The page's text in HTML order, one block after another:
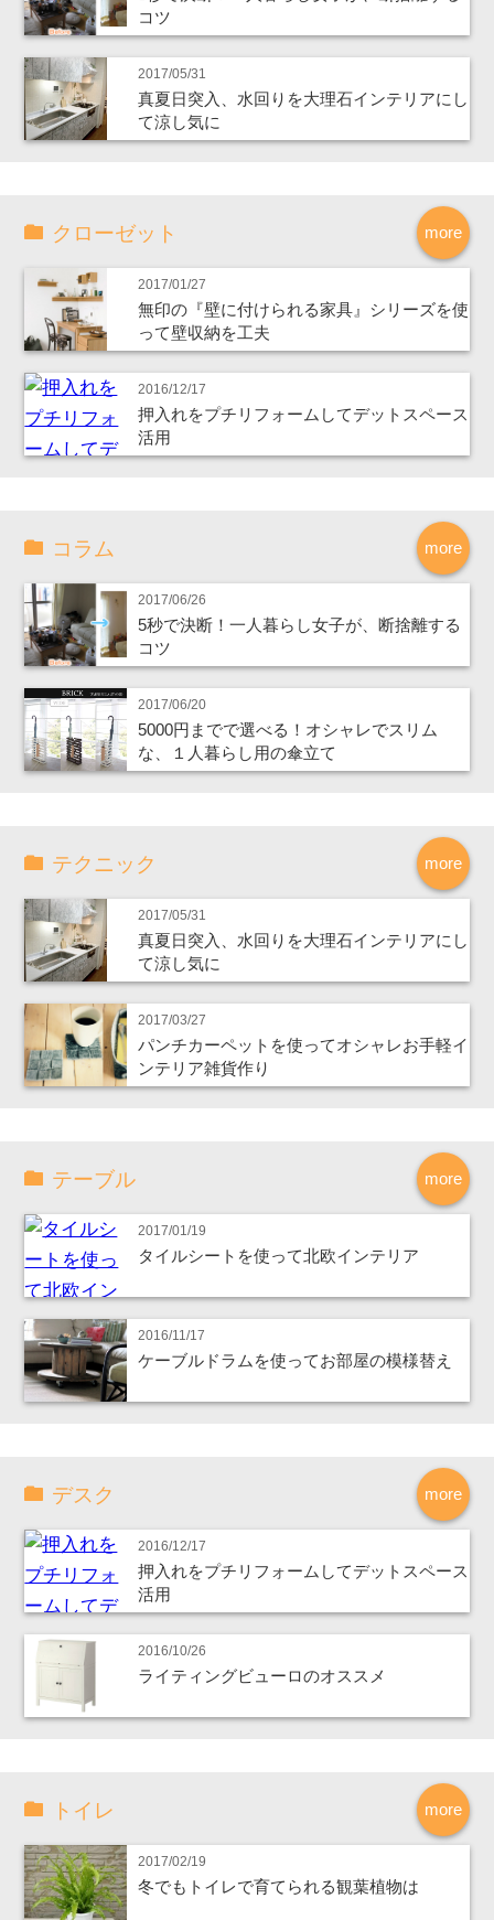
コツ
2017/05/31
真夏日突入、水回りを大理石インテリアにし
て涼し気に
more
クローゼット
2017/01/27
無印の『壁に付けられる家具』シリーズを使
って壁収納を工夫
2016/12/17
押入れをプチリフォームしてデットスペース
活用
more
コラム
2017/06/26
5秒で決断！一人暮らし女子が、断捨離する
コツ
2017/06/20
5000円までで選べる！オシャレでスリム
な、１人暮らし用の傘立て
more
テクニック
2017/05/31
真夏日突入、水回りを大理石インテリアにし
て涼し気に
2017/03/27
パンチカーペットを使ってオシャレお手軽イ
ンテリア雑貨作り
more
テーブル
2017/01/19
タイルシートを使って北欧インテリア
2016/11/17
ケーブルドラムを使ってお部屋の模様替え
more
デスク
2016/12/17
押入れをプチリフォームしてデットスペース
活用
2016/10/26
ライティングビューロのオススメ
more
トイレ
2017/02/19
冬でもトイレで育てられる観葉植物は